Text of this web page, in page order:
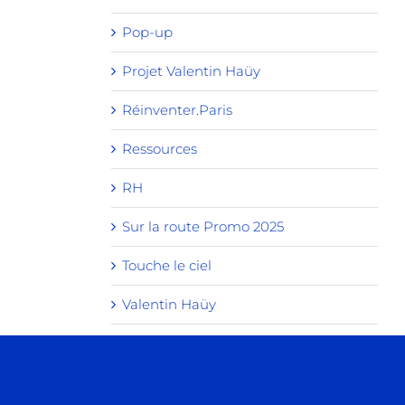
Pop-up
Projet Valentin Haüy
Réinventer.Paris
Ressources
RH
Sur la route Promo 2025
Touche le ciel
Valentin Haüy